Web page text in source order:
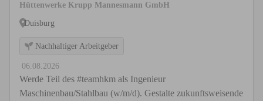
Hüttenwerke Krupp Mannesmann GmbH
Duisburg
Nachhaltiger Arbeitgeber
06.08.2026
Werde Teil des #teamhkm als Ingenieur
Maschinenbau/Stahlbau (w/m/d). Gestalte zukunftsweisende